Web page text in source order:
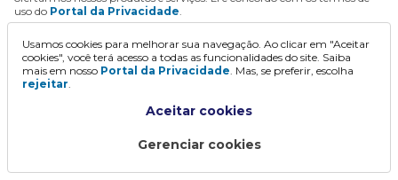
uso do Portal da Privacidade.
Continuar
Usamos cookies para melhorar sua navegação. Ao clicar em "Aceitar
cookies", você terá acesso a todas as funcionalidades do site. Saiba
mais em nosso Portal da Privacidade. Mas, se preferir, escolha
rejeitar.
Aceitar cookies
Gerenciar cookies